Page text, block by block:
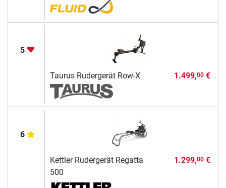
5
Taurus Rudergerät Row-X 1.499,00€
6
Kettler Rudergerät Regatta
500
1.299,00€